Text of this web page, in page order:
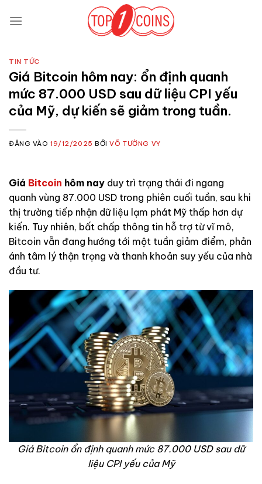
qua
TIN TỨC
Giá Bitcoin hôm nay: ổn định quanh
mức 87.000 USD sau dữ liệu CPI yếu
của Mỹ, dự kiến ​​sẽ giảm trong tuần.
ĐĂNG VÀO19/12/2025 BỞIVÕ TƯỜNG VY
Giá Bitcoin hôm nay duy trì trạng thái đi ngang
quanh vùng 87.000 USD trong phiên cuối tuần, sau khi
thị trường tiếp nhận dữ liệu lạm phát Mỹ thấp hơn dự
kiến. Tuy nhiên, bất chấp thông tin hỗ trợ từ vĩ mô,
Bitcoin vẫn đang hướng tới một tuần giảm điểm, phản
ánh tâm lý thận trọng và thanh khoản suy yếu của nhà
đầu tư.
Giá Bitcoin ổn định quanh mức 87.000 USD sau dữ
liệu CPI yếu của Mỹ